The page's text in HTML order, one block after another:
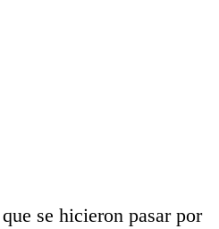
se hicieron pasar por